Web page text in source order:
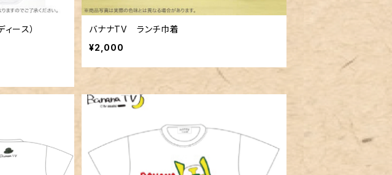
ース）
バナナTV ランチ巾着
¥2,000